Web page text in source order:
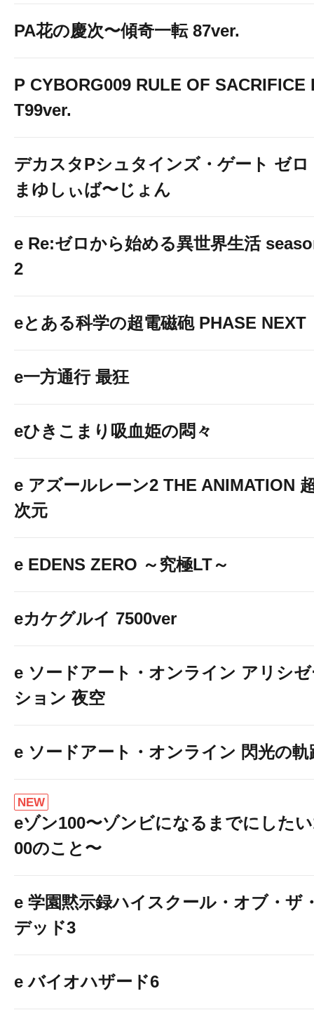
PA花の慶次〜傾奇一転 87ver.
P CYBORG009 RULE OF SACRIFICE
T99ver.
デカスタPシュタインズ・ゲート ゼロ
まゆしぃば〜じょん
e Re:ゼロから始める異世界生活
2
eとある科学の超電磁砲 PHASE NEXT
e一方通行 最狂
eひきこまり吸血姫の悶々
e アズールレーン2 THE ANIMATION
次元
e EDENS ZERO ～究極LT～
eカケグルイ 7500ver
e ソードアート・オンライン アリシ
ション 夜空
e ソードアート・オンライン 閃光の軌
NEW
eゾン100〜ゾンビになるまでにした
00のこと〜
e 学園黙示録ハイスクール・オブ・ザ
デッド3
e バイオハザード6